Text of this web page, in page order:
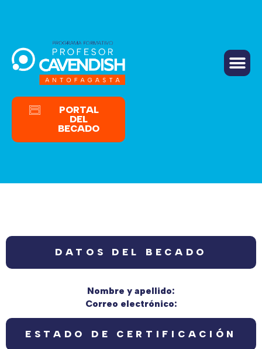
PORTAL
DEL
BECADO
DATOS DEL BECADO
Nombre y apellido:
Correo electrónico:
ESTADO DE CERTIFICACIÓN